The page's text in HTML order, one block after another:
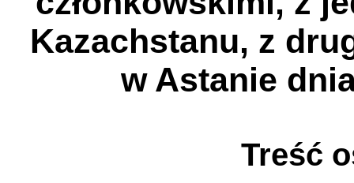
Kazachstanu, z
w Astanie
Treść